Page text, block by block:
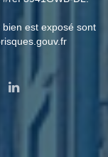
est exposé sont